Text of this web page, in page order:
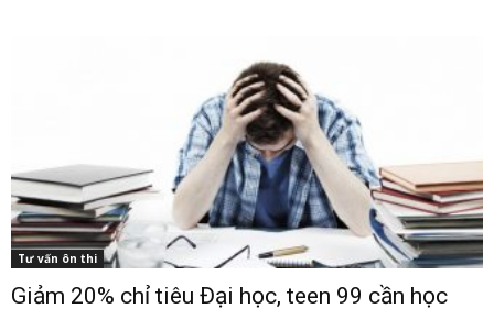
Tư vấn ôn thi
Giảm 20% chỉ tiêu Đại học, teen 99 cần học